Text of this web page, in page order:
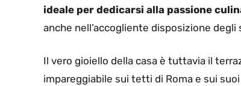
ideale per dedicarsi alla passione
anche nell’accogliente disposizione
Il vero gioiello della casa è tuttavia il
impareggiabile sui tetti di Roma e sui